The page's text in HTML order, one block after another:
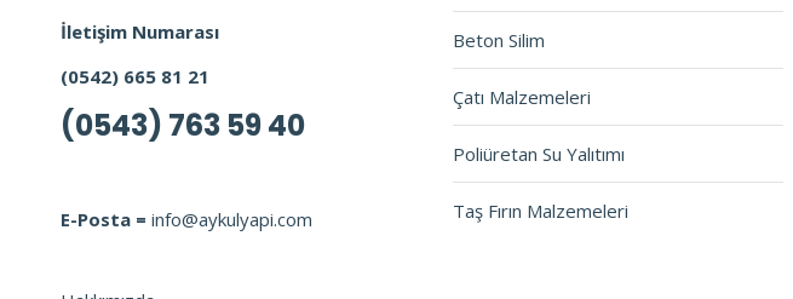
İletişim Numarası
(0542) 665 81 21
(0543) 763 59 40
E-Posta = info@aykulyapi.com
Beton Silim
Çatı Malzemeleri
Poliüretan Su Yalıtımı
Taş Fırın Malzemeleri